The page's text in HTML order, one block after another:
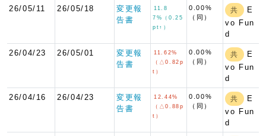
26/05/11 26/05/18
変更報
告書
11.8
7%（0.25
pt↑）
0.00%
（同）
共
E
vo Fun
d
26/04/23 26/05/01
変更報
告書
11.62%
（△0.82p
t）
0.00%
（同）
共
E
vo Fun
d
26/04/16 26/04/23
変更報
告書
12.44%
（△0.88p
t）
0.00%
（同）
共
E
vo Fun
d